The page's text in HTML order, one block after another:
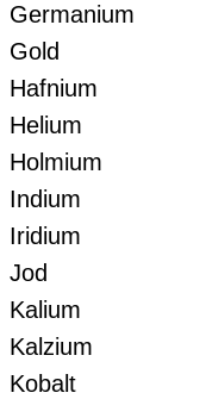
Germanium
Gold
Hafnium
Helium
Holmium
Indium
Iridium
Jod
Kalium
Kalzium
Kobalt